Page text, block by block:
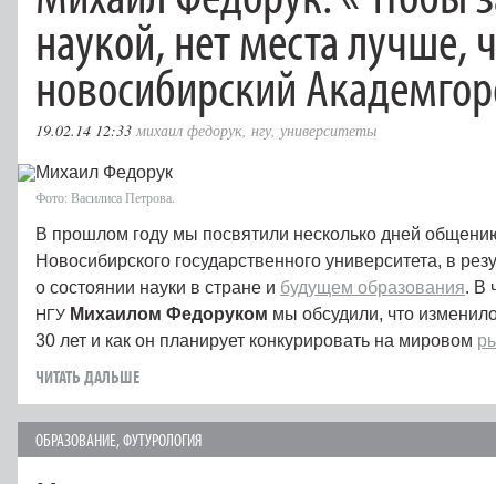
наукой, нет места лучше,
новосибирский
19.02.14 12:33 михаил федорук, нгу, университеты
Фото: Василиса Петрова.
В прошлом году мы посвятили несколько дней
Новосибирского государственного университета, в
о состоянии науки в стране и будущем образования. В
НГУ Михаилом Федоруком мы обсудили, что
30 лет и как он планирует конкурировать на мировом
ЧИТАТЬ ДАЛЬШЕ
ОБРАЗОВАНИЕ,ФУТУРОЛОГИЯ